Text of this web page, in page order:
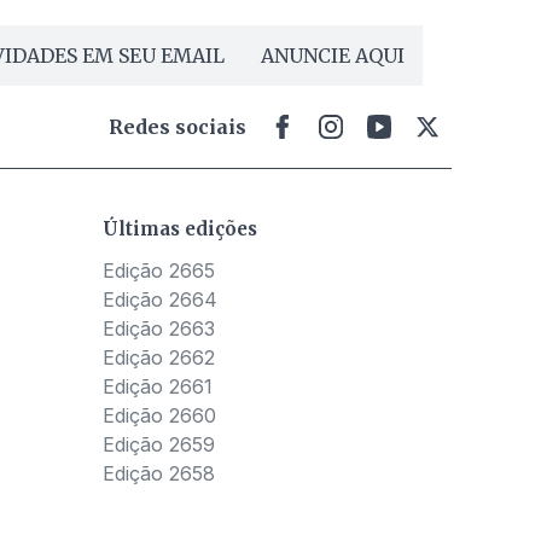
EM SEU EMAIL ANUNCIE AQUI
Redes sociais
Últimas edições
Edição 2665
Edição 2664
Edição 2663
Edição 2662
Edição 2661
Edição 2660
Edição 2659
Edição 2658